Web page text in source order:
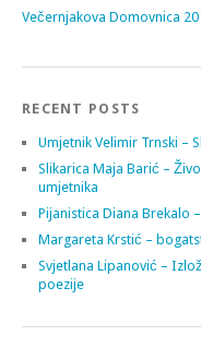
Večernjakova Domovnica
RECENT POSTS
Umjetnik Velimir Trnski –
Slikarica Maja Barić –
umjetnika
Pijanistica Diana Brekalo
Margareta Krstić –
Svjetlana Lipanović –
poezije